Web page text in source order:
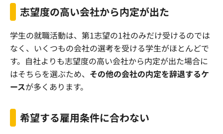
志望度の高い会社から内定が出た
学生の就職活動は、第1志望の1社のみだけ受けるのでは
なく、いくつもの会社の選考を受ける学生がほとんどで
す。自社よりも志望度の高い会社から内定が出た場合に
はそちらを選ぶため、 その他の会社の内定を辞退するケ
ースが多くあります。
希望する雇用条件に合わない